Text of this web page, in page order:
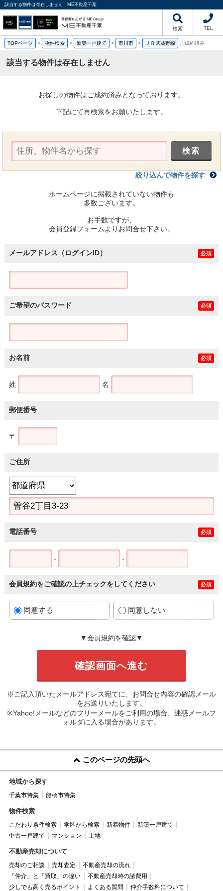
該当する物件は存在しません｜ME不動産千葉
検索 TEL
TOPページ > 物件検索 > 新築一戸建て > 市川市 > ＪＲ武蔵野線 ご成約済み
該当する物件は存在しません
お探しの物件はご成約済みとなっております。
下記にて再検索をお願いたします。
絞り込んで物件を探す
ホームページに掲載されていない物件も
多数ございます。
お手数ですが、
会員登録フォームよりお問合せ下さい。
メールアドレス（ログインID） 必須
ご希望のパスワード 必須
お名前 必須
姓 名
郵便番号
〒
ご住所
電話番号 必須
- -
会員規約をご確認の上チェックをしてください 必須
同意する 同意しない
▼会員規約を確認▼
※ご記入頂いたメールアドレス宛てに、お問合せ内容の確認メール
をお送りいたします。
※Yahoo!メールなどのフリーメールをご利用の場合、迷惑メールフ
ォルダに入る場合があります。
このページの先頭へ
地域から探す
千葉市特集 船橋市特集
物件検索
こだわり条件検索 学区から検索 新着物件
新築一戸建て
中古一戸建て
マンション 土地
不動産売却について
売却のご相談 売却査定
不動産売却の流れ
「仲介」と「買取」の違い
不動産売却時の諸費用
少しでも高く売るポイント
よくある質問
仲介手数料について